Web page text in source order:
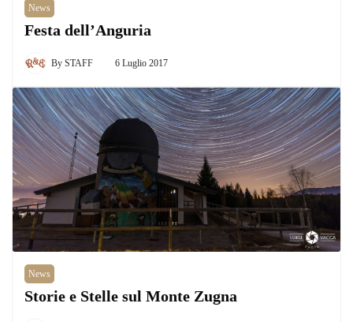
News
Festa dell’Anguria
By STAFF 6 Luglio 2017
News
Storie e Stelle sul Monte Zugna